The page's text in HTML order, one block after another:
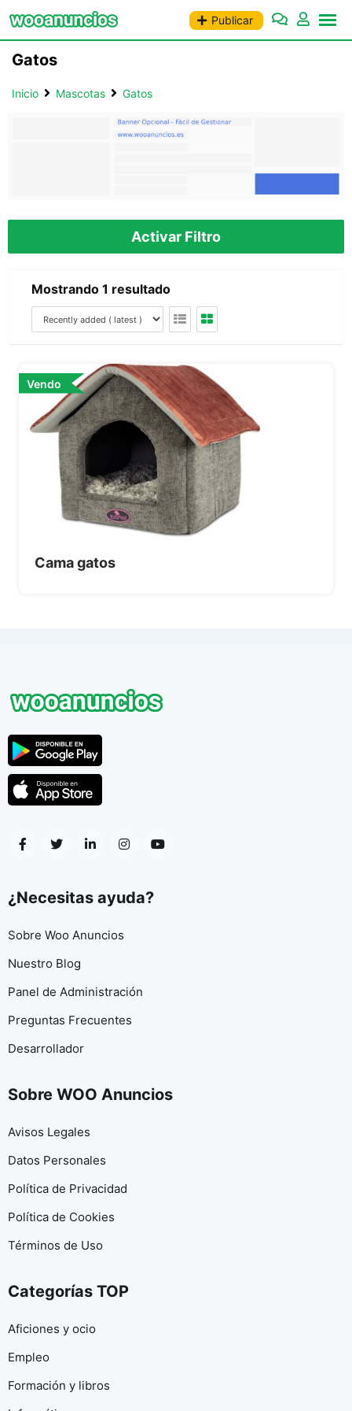
Saltar
contenido
Publicar
Gatos
Inicio Mascotas Gatos
Activar Filtro
Mostrando 1 resultado
Vendo
Cama gatos
¿Necesitas ayuda?
Sobre Woo Anuncios
Nuestro Blog
Panel de Administración
Preguntas Frecuentes
Desarrollador
Sobre WOO Anuncios
Avisos Legales
Datos Personales
Política de Privacidad
Política de Cookies
Términos de Uso
Categorías TOP
Aficiones y ocio
Empleo
Formación y libros